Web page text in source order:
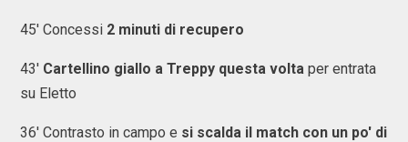
45' Concessi 2 minuti di recupero
43' Cartellino giallo a Treppy questa volta per entrata
su Eletto
36' Contrasto in campo e si scalda il match con un po' di